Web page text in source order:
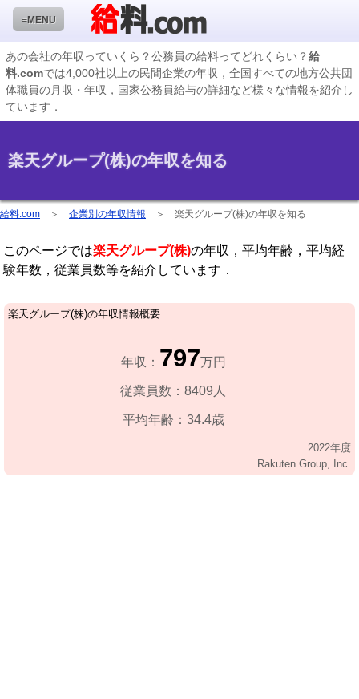
≡MENU
企業検索
年収ランキング
国家公務員編
地方公務員給料検索
収録企業データの状況
あの会社の年収っていくら？公務員の給料ってどれくらい？給
料.comでは4,000社以上の民間企業の年収，全国すべての地方公共団
体職員の月収・年収，国家公務員給与の詳細など様々な情報を紹介し
ています．
楽天グループ(株)の年収を知る
給料.com ＞ 企業別の年収情報 ＞ 楽天グループ(株)の年収を知る
このページでは楽天グループ(株)の年収，平均年齢，平均経
験年数，従業員数等を紹介しています．
楽天グループ(株)の年収情報概要
年収： 797万円
従業員数：8409人
平均年齢：34.4歳
2022年度
Rakuten Group, Inc.